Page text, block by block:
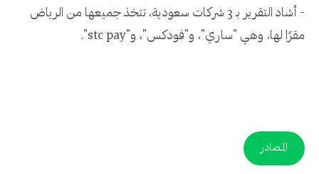
- أشاد التقرير بـ 3 شركات سعودية، تتخذ جميعها من الرياض
مقرًا لها، وهي "ساري"، و"فودكس"، و"stc pay".
المصادر